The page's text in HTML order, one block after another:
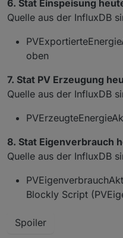
6. Stat Einspeisung
Quelle aus der InfluxDB
oben
7. Stat PV Erzeugung
Quelle aus der InfluxDB
8. Stat Eigenverbrauch
Quelle aus der InfluxDB
Blockly Script
Spoiler